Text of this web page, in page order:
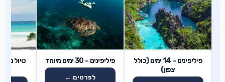
פיליפינים – 14 ימים (כולל
צפון)
פיליפינים – 30 ימים מיוחד
לפרטים ←
טיול